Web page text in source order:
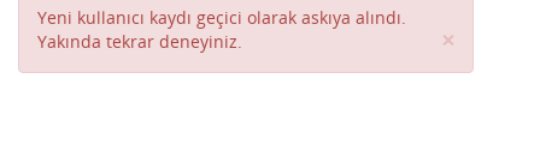
Yeni kullanıcı kaydı geçici olarak askıya alındı.
Yakında tekrar deneyiniz.
×